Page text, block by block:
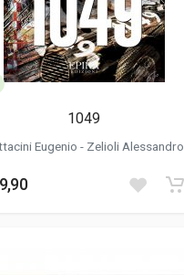
1049
Pattacini Eugenio - Zelioli Alessandro